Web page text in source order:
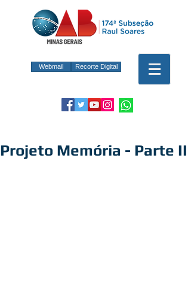
Webmail Recorte Digital
Projeto Memória - Parte II